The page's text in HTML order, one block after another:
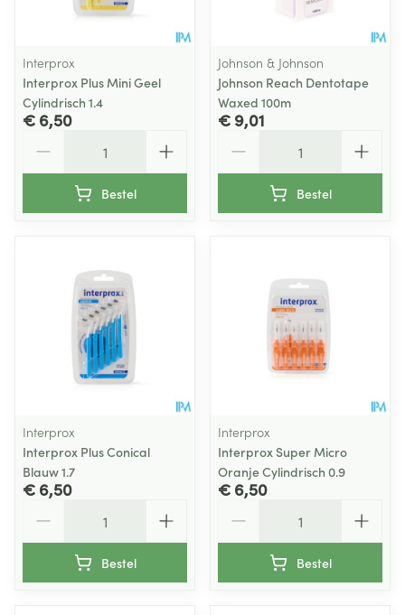
Interprox
Interprox Plus Mini Geel
Cylindrisch 1.4
€ 6,50
Bestel
Johnson & Johnson
Johnson Reach Dentotape
Waxed 100m
€ 9,01
Bestel
Interprox
Interprox Plus Conical
Blauw 1.7
€ 6,50
Bestel
Interprox
Interprox Super Micro
Oranje Cylindrisch 0.9
€ 6,50
Bestel